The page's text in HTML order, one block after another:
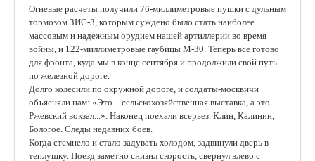
Огневые расчеты получили 76-миллиметровые пушки с дульным
тормозом ЗИС-3, которым суждено было стать наиболее
массовым и надежным орудием нашей артиллерии во время
войны, и 122-миллиметровые гаубицы М-30. Теперь все готово
для фронта, куда мы в конце сентября и продолжили свой путь
по железной дороге.
Долго колесили по окружной дороге, и солдаты-москвичи
объясняли нам: «Это – сельскохозяйственная выставка, а это –
Ржевский вокзал...». Наконец поехали всерьез. Клин, Калинин,
Бологое. Следы недавних боев.
Когда стемнело и стало задувать холодом, задвинули дверь в
теплушку. Поезд заметно снизил скорость, свернул влево с